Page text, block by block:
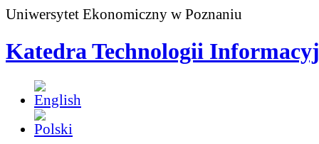
Uniwersytet Ekonomiczny w Poznaniu
Katedra Technologii